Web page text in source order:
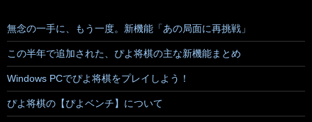
無念の一手に、もう一度。新機能「あの局面に再挑戦」
この半年で追加された、ぴよ将棋の主な新機能まとめ
Windows PCでぴよ将棋をプレイしよう！
ぴよ将棋の【ぴよベンチ】について